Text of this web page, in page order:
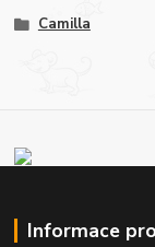
Camilla
Informace